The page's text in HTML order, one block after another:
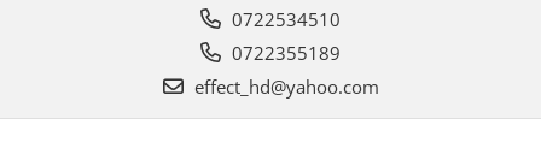
0722534510
0722355189
effect_hd@yahoo.com